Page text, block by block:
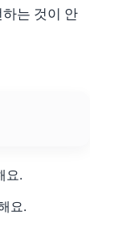
는 것이 안
요.
요.